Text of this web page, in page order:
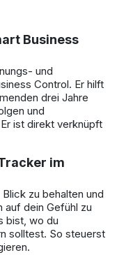
Business
und
Control. Er hilft
drei Jahre
und
ist direkt verknüpft
im
zu behalten und
dein Gefühl zu
bist, wo du
solltest. So steuerst